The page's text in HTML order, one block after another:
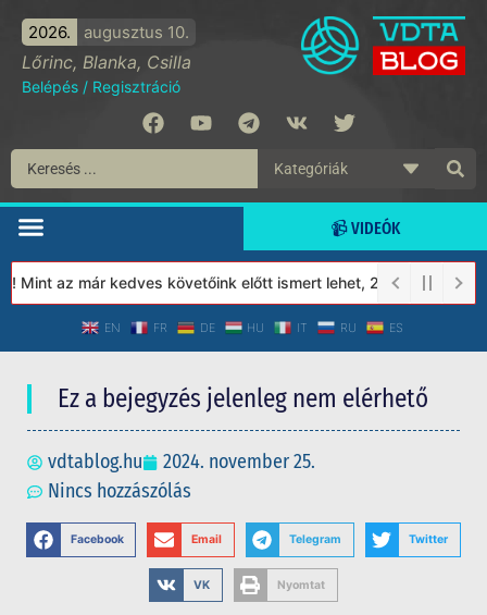
2026. augusztus 10.
Lőrinc, Blanka, Csilla
Belépés / Regisztráció
📹 VIDEÓK
az már kedves követőink előtt ismert lehet, 2023-tól a
EN FR DE HU IT RU ES
Ez a bejegyzés jelenleg nem elérhető
vdtablog.hu
2024. november 25.
Nincs hozzászólás
Facebook Email Telegram Twitter
VK Nyomtat